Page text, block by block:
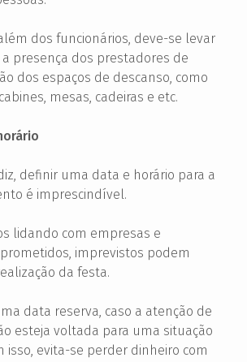
dos funcionários, deve-se levar
presença dos prestadores de
dos espaços de descanso, como
mesas, cadeiras e etc.
definir uma data e horário para a
é imprescindível.
lidando com empresas e
imprevistos podem
da festa.
data reserva, caso a atenção de
esteja voltada para uma situação
isso, evita-se perder dinheiro com